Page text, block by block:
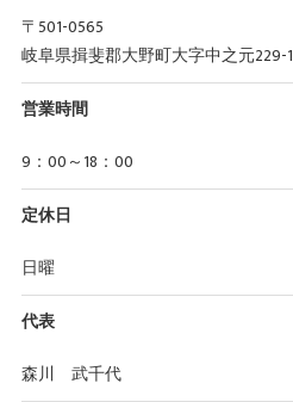
〒501-0565
岐阜県揖斐郡大野町大字中之元229-1
営業時間
9：00～18：00
定休日
日曜
代表
森川 武千代